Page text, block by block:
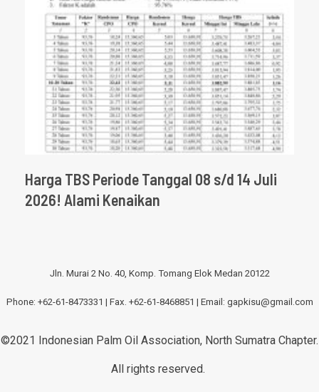
Harga TBS Periode Tanggal 08 s/d 14 Juli
2026! Alami Kenaikan
Jln. Murai 2 No. 40, Komp. Tomang Elok Medan 20122
Phone: +62-61-8473331 | Fax. +62-61-8468851 | Email: gapkisu@gmail.com
©2021 Indonesian Palm Oil Association, North Sumatra Chapter.
All rights reserved.